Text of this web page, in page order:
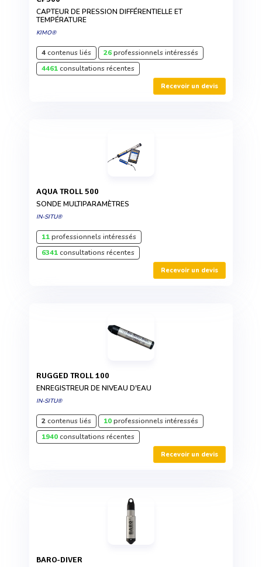
CAPTEUR DE PRESSION DIFFÉRENTIELLE ET
TEMPÉRATURE
KIMO®
4contenus liés 26professionnels intéressés
4461consultations récentes
Recevoir un devis
AQUA TROLL 500
SONDE MULTIPARAMÈTRES
IN-SITU®
11professionnels intéressés
6341consultations récentes
Recevoir un devis
RUGGED TROLL 100
ENREGISTREUR DE NIVEAU D'EAU
IN-SITU®
2contenus liés 10professionnels intéressés
1940consultations récentes
Recevoir un devis
BARO-DIVER